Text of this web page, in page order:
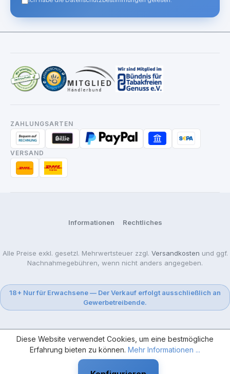
ZAHLUNGSARTEN
VERSAND
Informationen Rechtliches
Alle Preise exkl. gesetzl. Mehrwertsteuer zzgl. Versandkosten und ggf.
Nachnahmegebühren, wenn nicht anders angegeben.
18+ Nur für Erwachsene — Der Verkauf erfolgt ausschließlich an
Gewerbetreibende.
Diese Website verwendet Cookies, um eine bestmögliche
Erfahrung bieten zu können. Mehr Informationen ...